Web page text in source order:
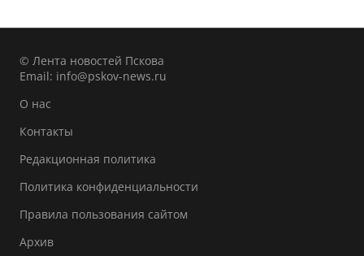
© Лента новостей Пскова
Email: info@pskov-news.ru
О нас
Контакты
Редакционная политика
Политика конфиденциальности
Правила пользования сайтом
Архив